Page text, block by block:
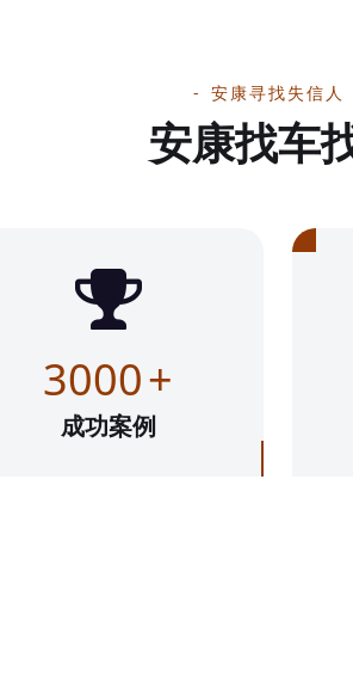
安康寻找失信人
安康找车
3000+
成功案例